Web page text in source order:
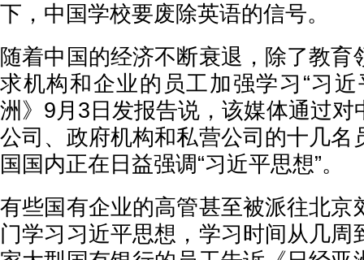
下，中国学校要废除英语的信号。
随着中国的经济不断衰退，除了教育
求机构和企业的员工加强学习“习
洲》9月3日发报告说，该媒体通过对
公司、政府机构和私营公司的十几名
国国内正在日益强调“习近平思想”。
有些国有企业的高管甚至被派往北京
门学习习近平思想，学习时间从几周